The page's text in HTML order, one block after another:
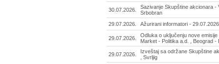
30.07.2026.
Sazivanje Skupštine akcionara -
Srbobran
29.07.2026.
Ažurirani informatori - 29.07.2026
29.07.2026.
Odluka o uključenju nove
Market - Politika a.d. , Beograd -
29.07.2026.
Izveštaj sa održane Skupštine
, Svrljig